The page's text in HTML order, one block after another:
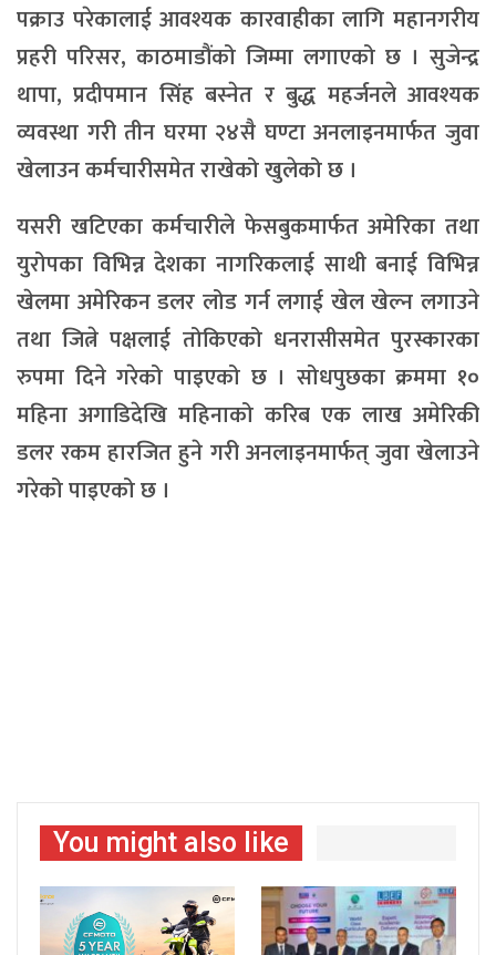
पक्राउ परेकालाई आवश्यक कारवाहीका लागि महानगरीय
प्रहरी परिसर, काठमाडौंको जिम्मा लगाएको छ । सुजेन्द्र
थापा, प्रदीपमान सिंह बस्नेत र बुद्ध महर्जनले आवश्यक
व्यवस्था गरी तीन घरमा २४सै घण्टा अनलाइनमार्फत जुवा
खेलाउन कर्मचारीसमेत राखेको खुलेको छ ।
यसरी खटिएका कर्मचारीले फेसबुकमार्फत अमेरिका तथा
युरोपका विभिन्न देशका नागरिकलाई साथी बनाई विभिन्न
खेलमा अमेरिकन डलर लोड गर्न लगाई खेल खेल्न लगाउने
तथा जित्ने पक्षलाई तोकिएको धनरासीसमेत पुरस्कारका
रुपमा दिने गरेको पाइएको छ । सोधपुछका क्रममा १०
महिना अगाडिदेखि महिनाको करिब एक लाख अमेरिकी
डलर रकम हारजित हुने गरी अनलाइनमार्फत् जुवा खेलाउने
गरेको पाइएको छ ।
You might also like